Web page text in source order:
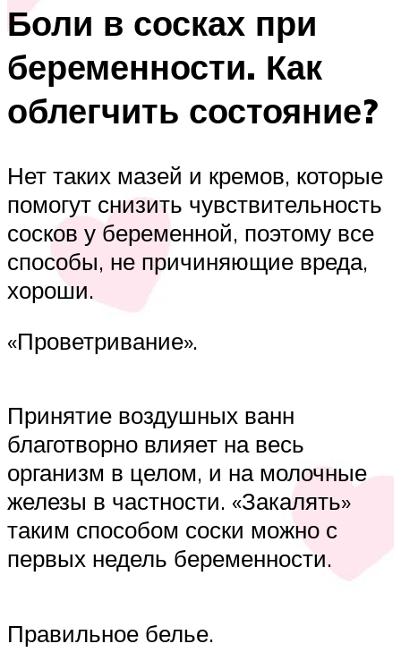
Боли в сосках при
беременности. Как
облегчить состояние?
Нет таких мазей и кремов, которые
помогут снизить чувствительность
сосков у беременной, поэтому все
способы, не причиняющие вреда,
хороши.
«Проветривание».
Принятие воздушных ванн
благотворно влияет на весь
организм в целом, и на молочные
железы в частности. «Закалять»
таким способом соски можно с
первых недель беременности.
Правильное белье.